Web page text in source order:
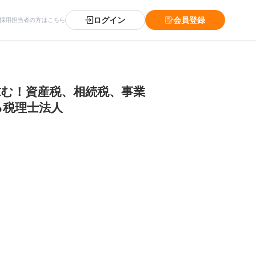
採用担当者の方はこちら ログイン 会員登録
！資産税、相続税、事業
理士法人